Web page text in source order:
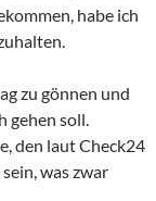
habe ich
zu gönnen und
gehen soll.
den laut Check24
was zwar